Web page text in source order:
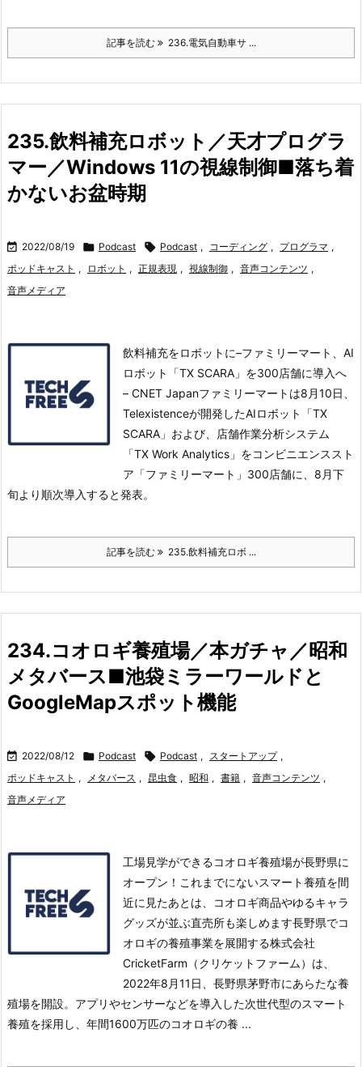
記事を読む 236.電気自動車サ ...
235.飲料補充ロボット／天才プログラ
マー／Windows 11の視線制御■落ち着
かないお盆時期
 2022/08/19  Podcast  Podcast , コーディング , プログラマ ,
ポッドキャスト , ロボット , 正規表現 , 視線制御 , 音声コンテンツ ,
音声メディア
飲料補充をロボットに–ファミリーマート、AI
ロボット「TX SCARA」を300店舗に導入へ
– CNET Japanファミリーマートは8月10日、
Telexistenceが開発したAIロボット「TX
SCARA」および、店舗作業分析システム
「TX Work Analytics」をコンビニエンススト
ア「ファミリーマート」300店舗に、8月下
旬より順次導入すると発表。
記事を読む 235.飲料補充ロボ ...
234.コオロギ養殖場／本ガチャ／昭和
メタバース■池袋ミラーワールドと
GoogleMapスポット機能
 2022/08/12  Podcast  Podcast , スタートアップ ,
ポッドキャスト , メタバース , 昆虫食 , 昭和 , 書籍 , 音声コンテンツ ,
音声メディア
工場見学ができるコオロギ養殖場が長野県に
オープン！これまでにないスマート養殖を間
近に見たあとは、コオロギ商品やゆるキャラ
グッズが並ぶ直売所も楽しめます長野県でコ
オロギの養殖事業を展開する株式会社
CricketFarm（クリケットファーム）は、
2022年8月11日、長野県茅野市にあらたな養
殖場を開設。 アプリやセンサーなどを導入した次世代型のスマート
養殖を採用し、年間1600万匹のコオロギの養 ...